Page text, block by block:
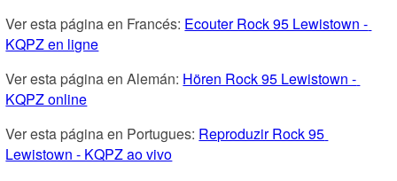
Ver esta página en Francés: Ecouter Rock 95 Lewistown -
KQPZ en ligne
Ver esta página en Alemán: Hören Rock 95 Lewistown -
KQPZ online
Ver esta página en Portugues: Reproduzir Rock 95
Lewistown - KQPZ ao vivo